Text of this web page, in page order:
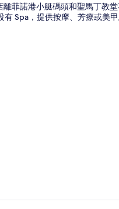
菲諾港小艇碼頭和聖馬丁教
有 Spa，提供按摩、芳療或美